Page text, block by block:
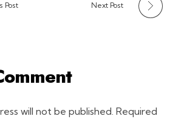
Post Next Post
will not be published. Required